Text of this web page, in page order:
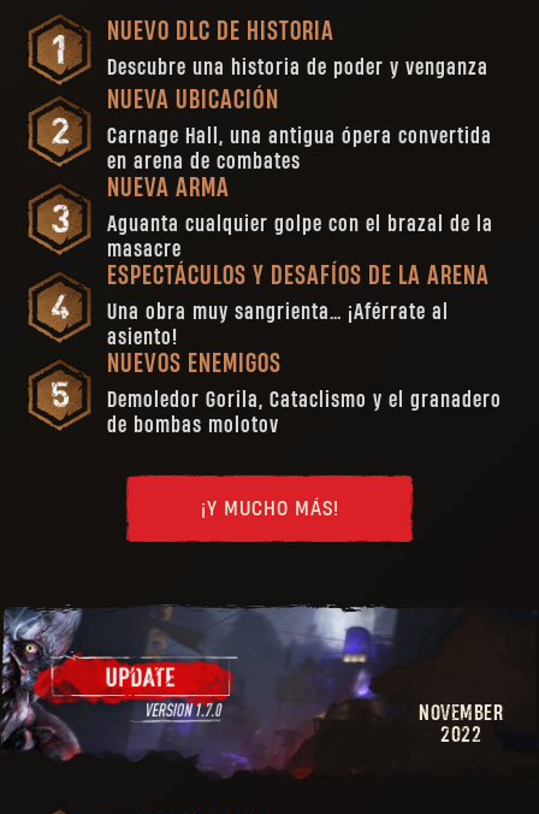
NUEVO DLC DE HISTORIA
Descubre una historia de poder y venganza
NUEVA UBICACIÓN
Carnage Hall, una antigua ópera convertida
en arena de combates
NUEVA ARMA
Aguanta cualquier golpe con el brazal de la
masacre
ESPECTÁCULOS Y DESAFÍOS DE LA ARENA
Una obra muy sangrienta… ¡Aférrate al
asiento!
NUEVOS ENEMIGOS
Demoledor Gorila, Cataclismo y el granadero
de bombas molotov
¡Y MUCHO MÁS!
NOVEMBER
2022